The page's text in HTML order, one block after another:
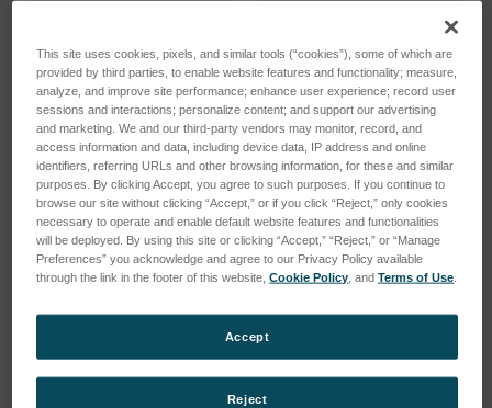
Cable, mains IEC 320-C13
to type I (AUS) Ser. Cpl.
SKU : 390805
Connectez-vous pour
connaître les tarifs
Cable, mains IEC 320-C13
to type I (CHN CCC
approved) Ser. C
SKU : 390804
Connectez-vous pour
connaître les tarifs
This site uses cookies, pixels, and similar tools (“cookies”), some of which are
provided by third parties, to enable website features and functionality; measure,
analyze, and improve site performance; enhance user experience; record user
sessions and interactions; personalize content; and support our advertising
and marketing. We and our third-party vendors may monitor, record, and
access information and data, including device data, IP address and online
identifiers, referring URLs and other browsing information, for these and similar
purposes. By clicking Accept, you agree to such purposes. If you continue to
browse our site without clicking “Accept,” or if you click “Reject,” only cookies
necessary to operate and enable default website features and functionalities
will be deployed. By using this site or clicking “Accept,” “Reject,” or “Manage
Preferences” you acknowledge and agree to our Privacy Policy available
through the link in the footer of this website,Cookie Policy , andTerms of Use
Reject
Accept